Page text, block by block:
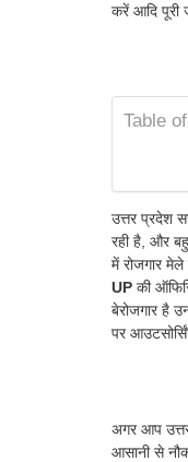
करें आदि पूरी
Table
उत्तर प्रदेश
रही है, और
में रोजगार
UP की
बेरोजगार है
पर
अगर आप
आसानी से